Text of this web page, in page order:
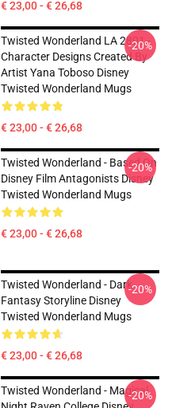
€ 23,00 - € 26,68
Twisted Wonderland LA 2801 -
Character Designs Created By
Artist Yana Toboso Disney
Twisted Wonderland Mugs
€ 23,00 - € 26,68
-20%
Twisted Wonderland - Based On
Disney Film Antagonists Disney
Twisted Wonderland Mugs
€ 23,00 - € 26,68
-20%
Twisted Wonderland - Dark
Fantasy Storyline Disney
Twisted Wonderland Mugs
€ 23,00 - € 26,68
-20%
Twisted Wonderland - Magical
-20%